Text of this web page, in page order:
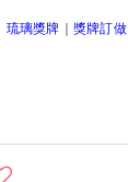
琉璃獎牌 獎牌訂做